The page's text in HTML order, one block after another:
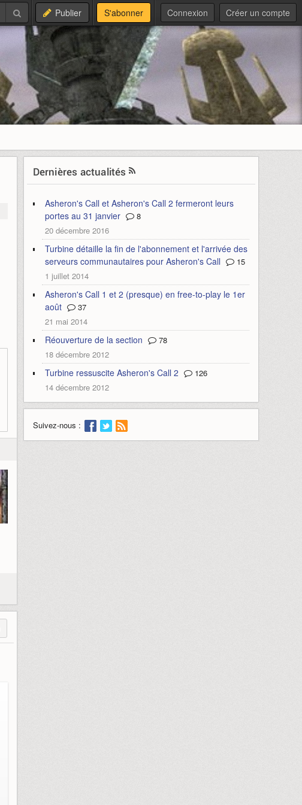
Publier S'abonner Connexion Créer un compte
Dernières actualités
Asheron's Call et Asheron's Call 2 fermeront leurs
portes au 31 janvier
8
20 décembre 2016
Turbine détaille la fin de l'abonnement et l'arrivée des
serveurs communautaires pour Asheron's Call
15
1 juillet 2014
Asheron's Call 1 et 2 (presque) en free-to-play le 1er
août
37
21 mai 2014
Réouverture de la section
78
18 décembre 2012
Turbine ressuscite Asheron's Call 2
126
14 décembre 2012
Suivez-nous :